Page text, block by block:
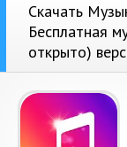
Скачать
Бесплатная
открыто)